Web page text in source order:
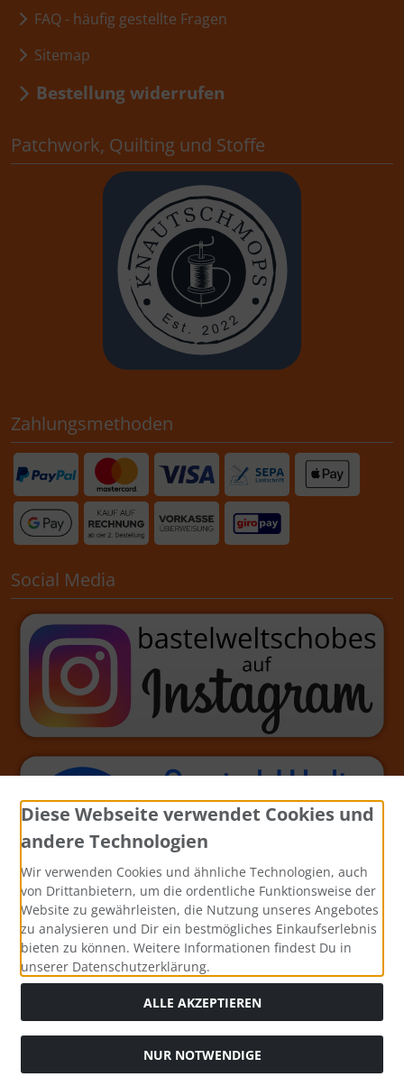
FAQ - häufig gestellte Fragen
Sitemap
Bestellung widerrufen
Patchwork, Quilting und Stoffe
Zahlungsmethoden
Social Media
Alle Preise inkl. gesetzl. MwSt. zzgl.Versandkosten. Die
Diese Webseite verwendet Cookies und
andere Technologien
Wir verwenden Cookies und ähnliche Technologien, auch
von Drittanbietern, um die ordentliche Funktionsweise der
Website zu gewährleisten, die Nutzung unseres Angebotes
zu analysieren und Dir ein bestmögliches Einkaufserlebnis
bieten zu können. Weitere Informationen findest Du in
unserer Datenschutzerklärung.
ALLE AKZEPTIEREN
NUR NOTWENDIGE